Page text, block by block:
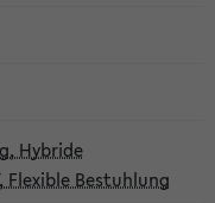
Hybride
Flexible Bestuhlung